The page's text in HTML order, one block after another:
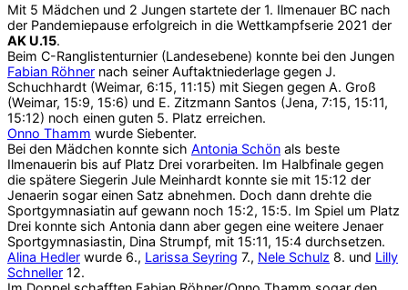
Mit 5 Mädchen und 2 Jungen startete der 1. Ilmenauer BC nach
der Pandemiepause erfolgreich in die Wettkampfserie 2021 der
AK U.15.
Beim C-Ranglistenturnier (Landesebene) konnte bei den Jungen
Fabian Röhner nach seiner Auftaktniederlage gegen J.
Schuchhardt (Weimar, 6:15, 11:15) mit Siegen gegen A. Groß
(Weimar, 15:9, 15:6) und E. Zitzmann Santos (Jena, 7:15, 15:11,
15:12) noch einen guten 5. Platz erreichen.
Onno Thamm wurde Siebenter.
Bei den Mädchen konnte sich Antonia Schön als beste
Ilmenauerin bis auf Platz Drei vorarbeiten. Im Halbfinale gegen
die spätere Siegerin Jule Meinhardt konnte sie mit 15:12 der
Jenaerin sogar einen Satz abnehmen. Doch dann drehte die
Sportgymnasiatin auf gewann noch 15:2, 15:5. Im Spiel um Platz
Drei konnte sich Antonia dann aber gegen eine weitere Jenaer
Sportgymnasiastin, Dina Strumpf, mit 15:11, 15:4 durchsetzen.
Alina Hedler wurde 6., Larissa Seyring 7., Nele Schulz 8. und Lilly
Schneller 12.